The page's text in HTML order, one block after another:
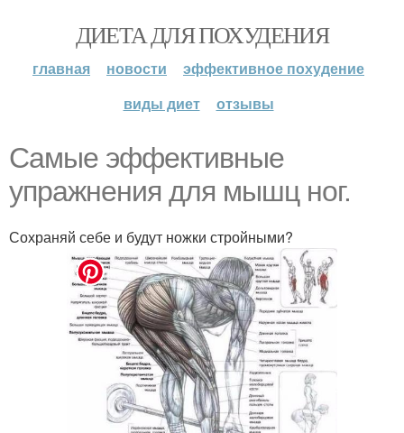
ДИЕТА ДЛЯ ПОХУДЕНИЯ
главная новости
эффективное похудение
виды диет
отзывы
Самые эффективные
упражнения для мышц ног.
Сохраняй себе и будут ножки стройными?